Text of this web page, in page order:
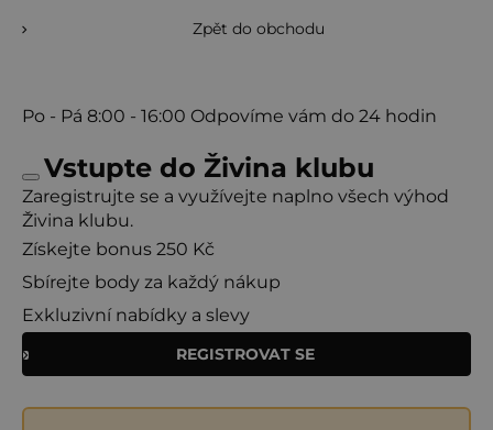
Zpět do obchodu
Po - Pá 8:00 - 16:00 Odpovíme vám do 24 hodin
Vstupte do Živina klubu
Zaregistrujte se a využívejte naplno všech výhod
Živina klubu.
Získejte bonus 250 Kč
Sbírejte body za každý nákup
Exkluzivní nabídky a slevy
REGISTROVAT SE